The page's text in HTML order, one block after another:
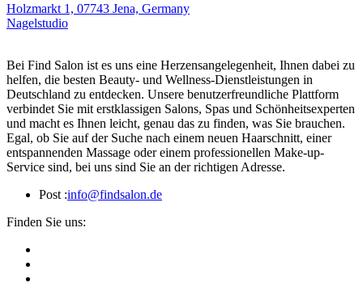
Holzmarkt 1, 07743 Jena, Germany
Nagelstudio
Bei Find Salon ist es uns eine Herzensangelegenheit, Ihnen dabei zu
helfen, die besten Beauty- und Wellness-Dienstleistungen in
Deutschland zu entdecken. Unsere benutzerfreundliche Plattform
verbindet Sie mit erstklassigen Salons, Spas und Schönheitsexperten
und macht es Ihnen leicht, genau das zu finden, was Sie brauchen.
Egal, ob Sie auf der Suche nach einem neuen Haarschnitt, einer
entspannenden Massage oder einem professionellen Make-up-
Service sind, bei uns sind Sie an der richtigen Adresse.
Post :info@findsalon.de
Finden Sie uns: